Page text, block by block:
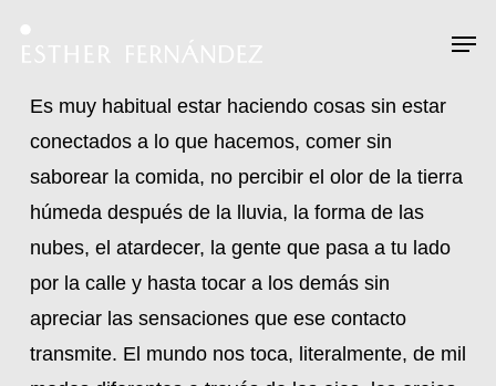
Es muy habitual estar haciendo cosas sin estar
conectados a lo que hacemos, comer sin
saborear la comida, no percibir el olor de la tierra
húmeda después de la lluvia, la forma de las
nubes, el atardecer, la gente que pasa a tu lado
por la calle y hasta tocar a los demás sin
apreciar las sensaciones que ese contacto
transmite. El mundo nos toca, literalmente, de mil